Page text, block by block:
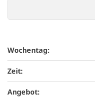
Wochentag:
Zeit:
Angebot: